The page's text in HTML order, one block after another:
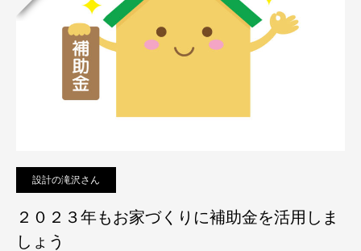
設計の滝沢さん
２０２３年もお家づくりに補助金を活用しま
しょう